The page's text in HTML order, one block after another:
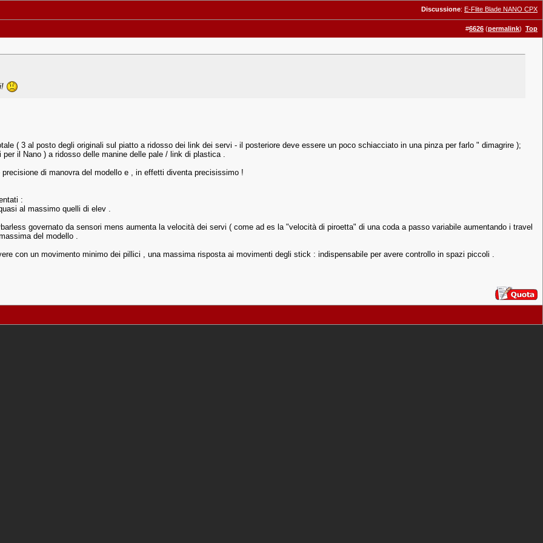
Discussione: E-Flite Blade NANO CPX
#6626 (permalink) Top
( 3 al posto degli originali sul piatto a ridosso dei link dei servi - il posteriore deve essere un poco schiacciato in una pinza per farlo " dimagrire );
il Nano ) a ridosso delle manine delle pale / link di plastica .
di manovra del modello e , in effetti diventa precisissimo !
:
al massimo quelli di elev .
governato da sensori mens aumenta la velocità dei servi ( come ad es la "velocità di piroetta" di una coda a passo variabile aumentando i travel
del modello .
con un movimento minimo dei pillici , una massima risposta ai movimenti degli stick : indispensabile per avere controllo in spazi piccoli .